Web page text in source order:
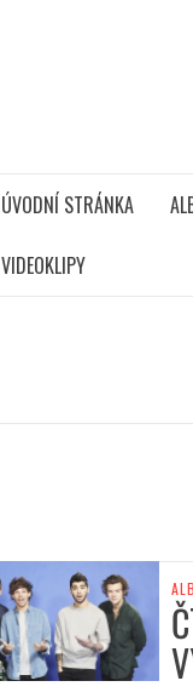
ÚVODNÍ STRÁNKA
VIDEOKLIPY